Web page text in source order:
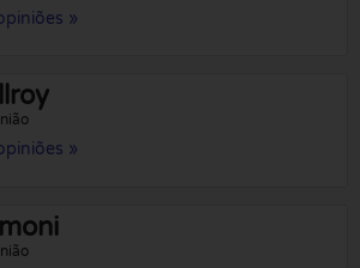
»
»